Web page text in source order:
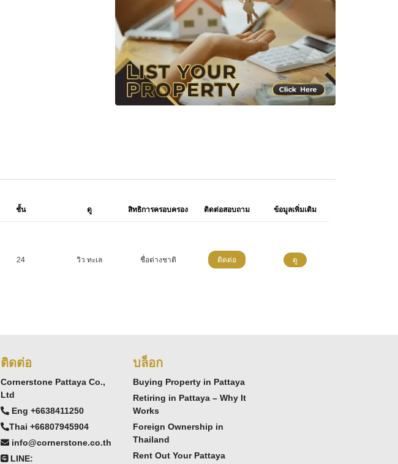
ชั้น ดู สิทธิการครอบครอง ติดต่อสอบถาม ข้อมูลเพิ่มเติม
24 วิว ทะเล ชื่อต่างชาติ ติดต่อ ดู
ติดต่อ
Cornerstone Pattaya Co.,
Ltd
Eng +6638411250
Thai +66807945904
info@cornerstone.co.th
LINE:
บล็อก
Buying Property in Pattaya
Retiring in Pattaya – Why It
Works
Foreign Ownership in
Thailand
Rent Out Your Pattaya